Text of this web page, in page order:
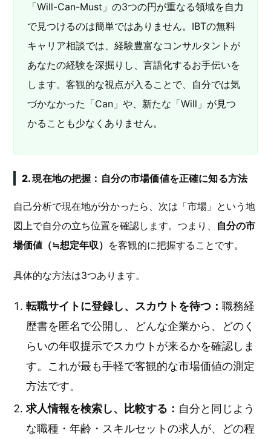
「Will-Can-Must」の3つの円が重なる領域を自力
で見つけるのは簡単ではありません。IBTの無料
キャリア相談では、経験豊富なコンサルタントが
あなたの経験を深掘りし、言語化するお手伝いを
します。客観的な視点が入ることで、自分では気
づかなかった「Can」や、新たな「Will」が見つ
かることも少なくありません。
2. 現在地の把握：自分の市場価値を正確に知る方法
自己分析で現在地が分かったら、次は「市場」という地
図上で自分の立ち位置を確認します。つまり、 自分の市
場価値（≒想定年収） を客観的に把握することです。
具体的な方法は3つあります。
転職サイトに登録し、スカウトを待つ： 職務経
歴書を匿名で公開し、どんな企業から、どのく
らいの年収提示でスカウトが来るかを確認しま
す。これが最も手軽で客観的な市場価値の測定
方法です。
求人情報を検索し、比較する： 自分と同じよう
な職種・年齢・スキルセットの求人が、どの程